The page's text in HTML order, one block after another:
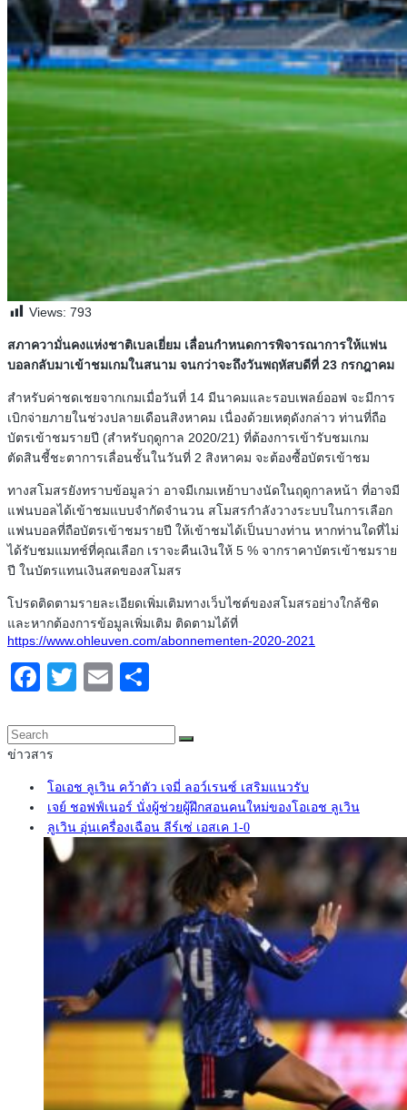
Views: 793
สภาความั่นคงแห่งชาติเบลเยี่ยม เลื่อนกำหนดการพิจารณาการให้แฟน
บอลกลับมาเข้าชมเกมในสนาม จนกว่าจะถึงวันพฤหัสบดีที่ 23 กรกฎาคม
สำหรับค่าชดเชยจากเกมเมื่อวันที่ 14 มีนาคมและรอบเพลย์ออฟ จะมีการ
เบิกจ่ายภายในช่วงปลายเดือนสิงหาคม เนื่องด้วยเหตุดังกล่าว ท่านที่ถือ
บัตรเข้าชมรายปี (สำหรับฤดูกาล 2020/21) ที่ต้องการเข้ารับชมเกม
ตัดสินชี้ชะตาการเลื่อนชั้นในวันที่ 2 สิงหาคม จะต้องซื้อบัตรเข้าชม
ทางสโมสรยังทราบข้อมูลว่า อาจมีเกมเหย้าบางนัดในฤดูกาลหน้า ที่อาจมี
แฟนบอลได้เข้าชมแบบจำกัดจำนวน สโมสรกำลังวางระบบในการเลือก
แฟนบอลที่ถือบัตรเข้าชมรายปี ให้เข้าชมได้เป็นบางท่าน หากท่านใดที่ไม่
ได้รับชมแมทช์ที่คุณเลือก เราจะคืนเงินให้ 5 % จากราคาบัตรเข้าชมราย
ปี ในบัตรแทนเงินสดของสโมสร
โปรดติดตามรายละเอียดเพิ่มเติมทางเว็บไซต์ของสโมสรอย่างใกล้ชิด
และหากต้องการข้อมูลเพิ่มเติม ติดตามได้ที่
https://www.ohleuven.com/abonnementen-2020-2021
Facebook
Twitter
Email
ข่าวสาร
โอเอช ลูเวิน คว้าตัว เจมี่ ลอว์เรนซ์ เสริมแนวรับ
เจย์ ชอฟฟ์เนอร์ นั่งผู้ช่วยผู้ฝึกสอนคนใหม่ของโอเอช ลูเวิน
ลูเวิน อุ่นเครื่องเฉือน ลีร์เซ่ เอสเค 1-0